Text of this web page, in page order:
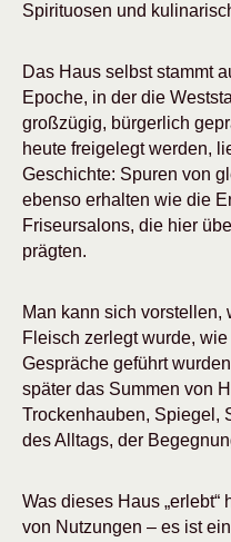
Spirituosen und
Das Haus selbst stammt
Epoche, in der die
großzügig, bürgerlich
heute freigelegt werden,
Geschichte: Spuren von
ebenso erhalten wie die
Friseursalons, die hier
prägten.
Man kann sich vorstellen,
Fleisch zerlegt wurde,
Gespräche geführt
später das Summen von
Trockenhauben, Spiegel,
des Alltags, der
Was dieses Haus
von Nutzungen – es ist